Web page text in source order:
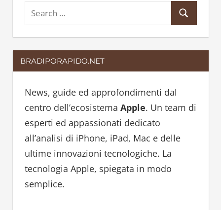
e
a
r
c
e
a
BRADIPORAPIDO.NET
News, guide ed approfondimenti dal
centro dell’ecosistema Apple. Un team di
esperti ed appassionati dedicato
all’analisi di iPhone, iPad, Mac e delle
ultime innovazioni tecnologiche. La
tecnologia Apple, spiegata in modo
semplice.